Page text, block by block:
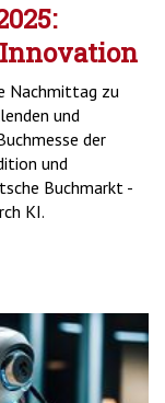
Nachmittag zu
und
der
und
Buchmarkt -
KI.